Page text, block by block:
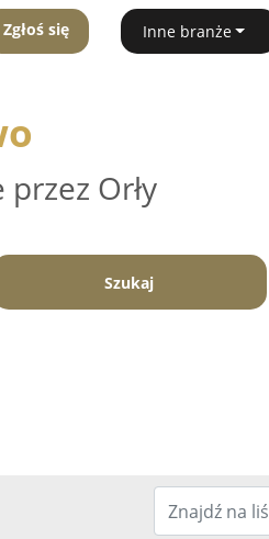
Zgłoś się Inne branże
Orły
Szukaj